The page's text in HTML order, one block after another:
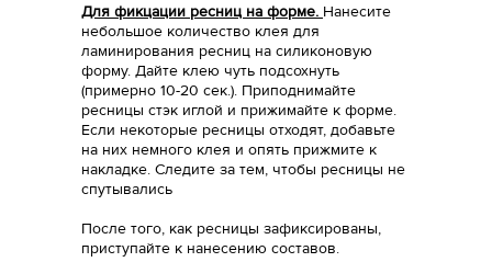
Для фикцации ресниц на форме. Нанесите
небольшое количество клея для
ламинирования ресниц на силиконовую
форму. Дайте клею чуть подсохнуть
(примерно 10-20 сек.). Приподнимайте
ресницы стэк иглой и прижимайте к форме.
Если некоторые ресницы отходят, добавьте
на них немного клея и опять прижмите к
накладке. Следите за тем, чтобы ресницы не
спутывались
После того, как ресницы зафиксированы,
приступайте к нанесению составов.